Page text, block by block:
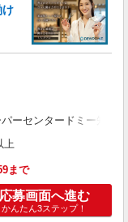
け
ーセンタードミー知立店
上
まで
応募画面へ進む
かんたん3ステップ！